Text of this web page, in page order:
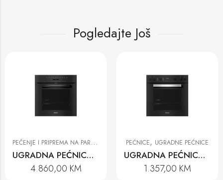
Pogledajte Još
P
EČENJE I PRIPREMA NA PARI
,
UGRADNA PEĆNICA H 7262 BP OBSW
4.860,00 KM
PEĆNICE, UGRADNE PEĆNICE
UGRADNA PEĆNICA H 2455 E ACTIVE
1.357,00 KM